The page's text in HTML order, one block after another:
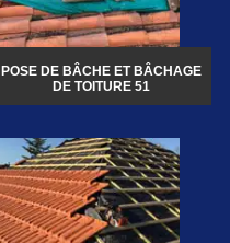
POSE DE BÂCHE ET BÂCHAGE
DE TOITURE 51